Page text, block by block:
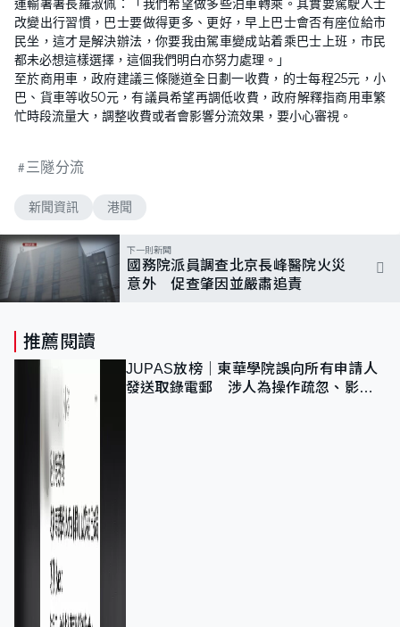
運輸署署長羅淑佩：「我們希望做多些泊車轉乘。其實要駕駛人士
改變出行習慣，巴士要做得更多、更好，早上巴士會否有座位給市
民坐，這才是解決辦法，你要我由駕車變成站着乘巴士上班，市民
都未必想這樣選擇，這個我們明白亦努力處理。」
至於商用車，政府建議三條隧道全日劃一收費，的士每程25元，小
巴、貨車等收50元，有議員希望再調低收費，政府解釋指商用車繁
忙時段流量大，調整收費或者會影響分流效果，要小心審視。
三隧分流
新聞資訊 港聞
下一則新聞
國務院派員調查北京長峰醫院火災
意外 促查肇因並嚴肅追責
推薦閱讀
JUPAS放榜｜東華學院誤向所有申請人
發送取錄電郵 涉人為操作疏忽、影響